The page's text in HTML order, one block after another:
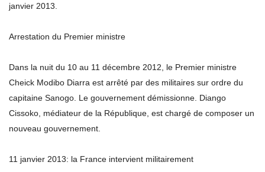
janvier 2013.
Arrestation du Premier ministre
Dans la nuit du 10 au 11 décembre 2012, le Premier ministre
Cheick Modibo Diarra est arrêté par des militaires sur ordre du
capitaine Sanogo. Le gouvernement démissionne. Diango
Cissoko, médiateur de la République, est chargé de composer un
nouveau gouvernement.
11 janvier 2013: la France intervient militairement